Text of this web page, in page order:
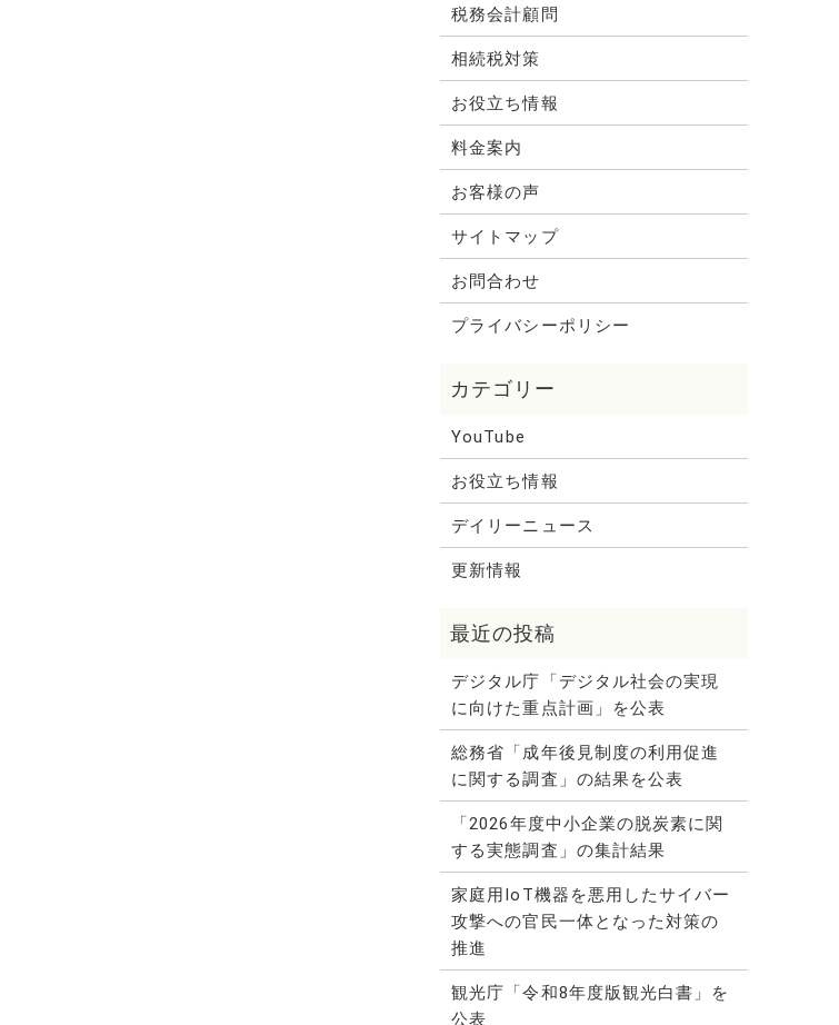
税務会計顧問
相続税対策
お役立ち情報
料金案内
お客様の声
サイトマップ
お問合わせ
プライバシーポリシー
YouTube
お役立ち情報
デイリーニュース
更新情報
デジタル庁「デジタル社会の実現
に向けた重点計画」を公表
総務省「成年後見制度の利用促進
に関する調査」の結果を公表
「2026年度中小企業の脱炭素に関
する実態調査」の集計結果
家庭用IoT機器を悪用したサイバー
攻撃への官民一体となった対策の
推進
観光庁「令和8年度版観光白書」を
公表